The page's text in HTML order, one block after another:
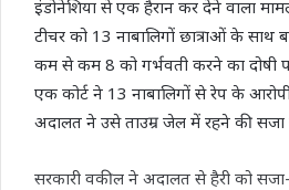
इंडोनेशिया से एक हैरान कर देने वाला
टीचर को 13 नाबालिगों छात्राओं के
कम से कम 8 को गर्भवती करने का दोषी
एक कोर्ट ने 13 नाबालिगों से रेप के आरोपी
अदालत ने उसे ताउम्र जेल में रहने की सजा
सरकारी वकील ने अदालत से हैरी को